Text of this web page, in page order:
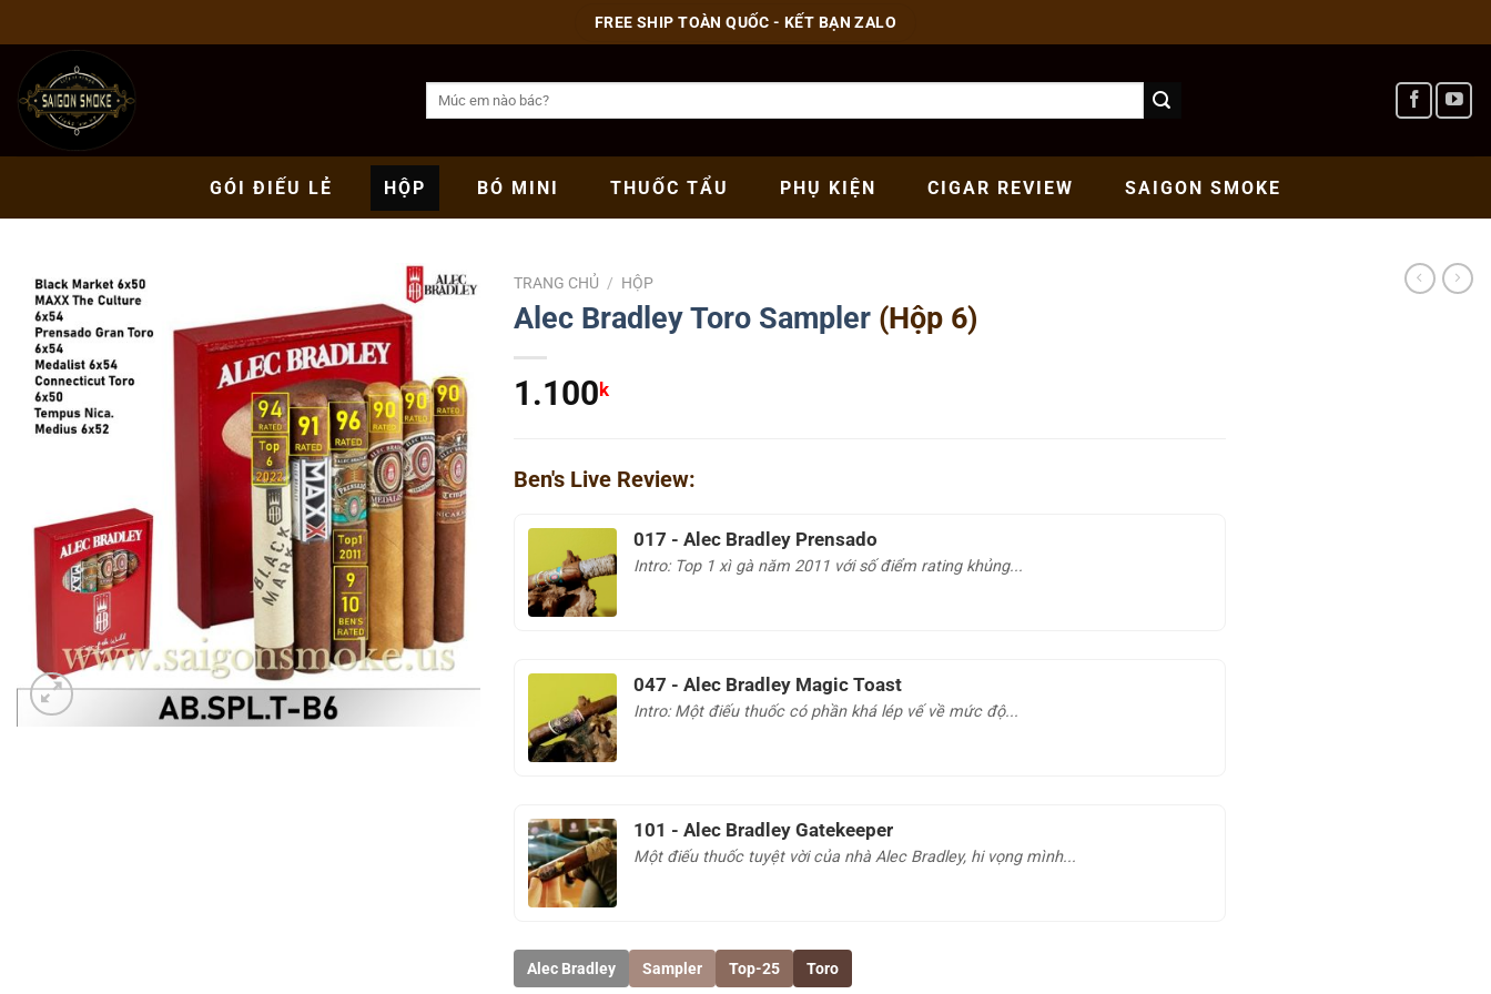
qua
dung
FREE SHIP TOÀN QUỐC - KẾT BẠN ZALO
GÓI ĐIẾU LẺ HỘP BÓ MINI THUỐC TẨU PHỤ KIỆN CIGAR REVIEW SAIGON SMOKE
TRANG CHỦ / HỘP
Alec BradleyToro Sampler (Hộp 6)
1.100 k
Ben's Live Review:
017 - Alec Bradley Prensado
Intro: Top 1 xì gà năm 2011 với số điểm rating khủng...
047 - Alec Bradley Magic Toast
Intro: Một điếu thuốc có phần khá lép vế về mức độ...
101 - Alec Bradley Gatekeeper
Một điếu thuốc tuyệt vời của nhà Alec Bradley, hi vọng mình...
Alec Bradley Sampler Top-25 Toro